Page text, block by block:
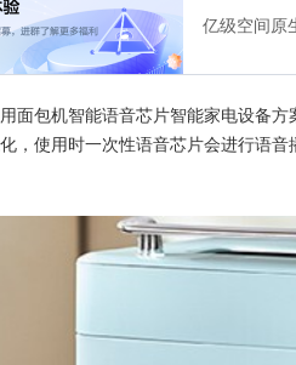
亿级空间原
面包机智能语音芯片智能家电设备
，使用时一次性语音芯片会进行语音